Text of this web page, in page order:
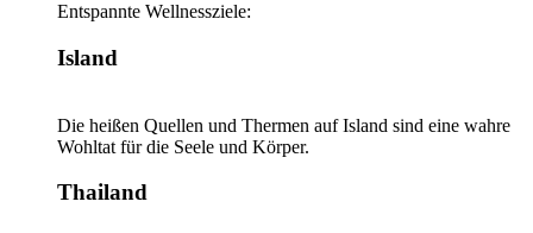
Entspannte Wellnessziele:
Island
Die heißen Quellen und Thermen auf Island sind eine wahre
Wohltat für die Seele und Körper.
Thailand